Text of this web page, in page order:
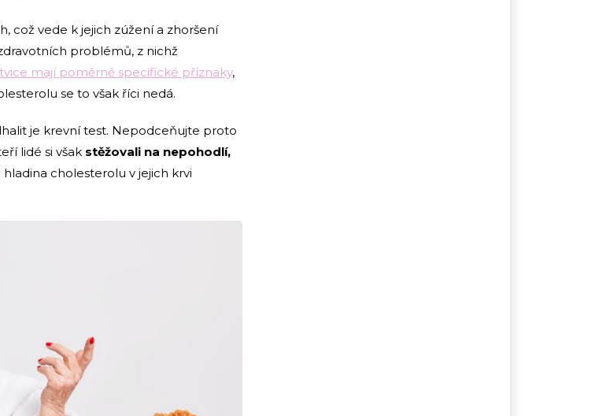
což vede k jejich zúžení a zhoršení
problémů, z nichž
mají poměrně specifické příznaky,
se to však říci nedá.
je krevní test. Nepodceňujte proto
lidé si však stěžovali na nepohodlí,
cholesterolu v jejich krvi